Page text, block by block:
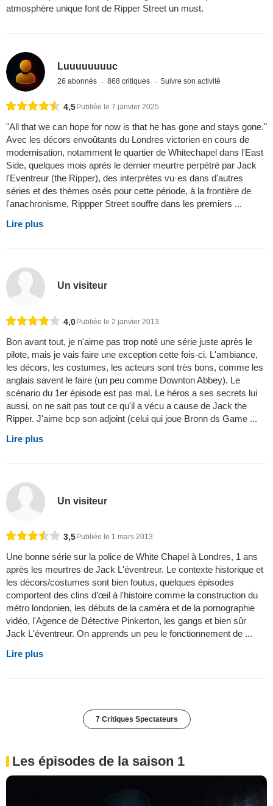
atmosphère unique font de Ripper Street un must.
Luuuuuuuuc
26 abonnés 868 critiques Suivre son activité
4,5Publiée le 7 janvier 2025
"All that we can hope for now is that he has gone and stays gone."
Avec les décors envoûtants du Londres victorien en cours de
modernisation, notamment le quartier de Whitechapel dans l'East
Side, quelques mois après le dernier meurtre perpétré par Jack
l'Eventreur (the Ripper), des interprètes vu·es dans d'autres
séries et des thèmes osés pour cette période, à la frontière de
l'anachronisme, Rippper Street souffre dans les premiers ...
Lire plus
Un visiteur
4,0Publiée le 2 janvier 2013
Bon avant tout, je n'aime pas trop noté une série juste après le
pilote, mais je vais faire une exception cette fois-ci. L'ambiance,
les décors, les costumes, les acteurs sont très bons, comme les
anglais savent le faire (un peu comme Downton Abbey). Le
scénario du 1er épisode est pas mal. Le héros a ses secrets lui
aussi, on ne sait pas tout ce qu'il a vécu a cause de Jack the
Ripper. J'aime bcp son adjoint (celui qui joue Bronn ds Game ...
Lire plus
Un visiteur
3,5 Publiée le 1 mars 2013
Une bonne série sur la police de White Chapel à Londres, 1 ans
après les meurtres de Jack L'éventreur. Le contexte historique et
les décors/costumes sont bien foutus, quelques épisodes
comportent des clins d’œil à l'histoire comme la construction du
métro londonien, les débuts de la caméra et de la pornographie
vidéo, l'Agence de Détective Pinkerton, les gangs et bien sûr
Jack L'éventreur. On apprends un peu le fonctionnement de ...
Lire plus
7 Critiques Spectateurs
Les épisodes de la saison 1